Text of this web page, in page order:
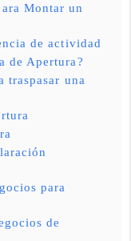
Montar un
de actividad
de Apertura?
traspasar una
para
de